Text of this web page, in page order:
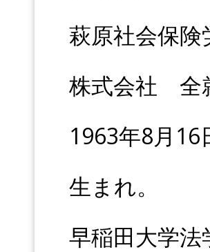
萩原社会保
株式会社 全
1963年8月16
生まれ。
早稲田大学